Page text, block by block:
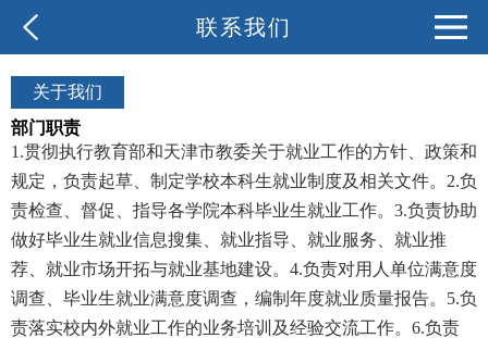
联系我们
关于我们
部门职责
1.贯彻执行教育部和天津市教委关于就业工作的方针、政策和
规定，负责起草、制定学校本科生就业制度及相关文件。2.负
责检查、督促、指导各学院本科毕业生就业工作。3.负责协助
做好毕业生就业信息搜集、就业指导、就业服务、就业推
荐、就业市场开拓与就业基地建设。4.负责对用人单位满意度
调查、毕业生就业满意度调查，编制年度就业质量报告。5.负
责落实校内外就业工作的业务培训及经验交流工作。6.负责